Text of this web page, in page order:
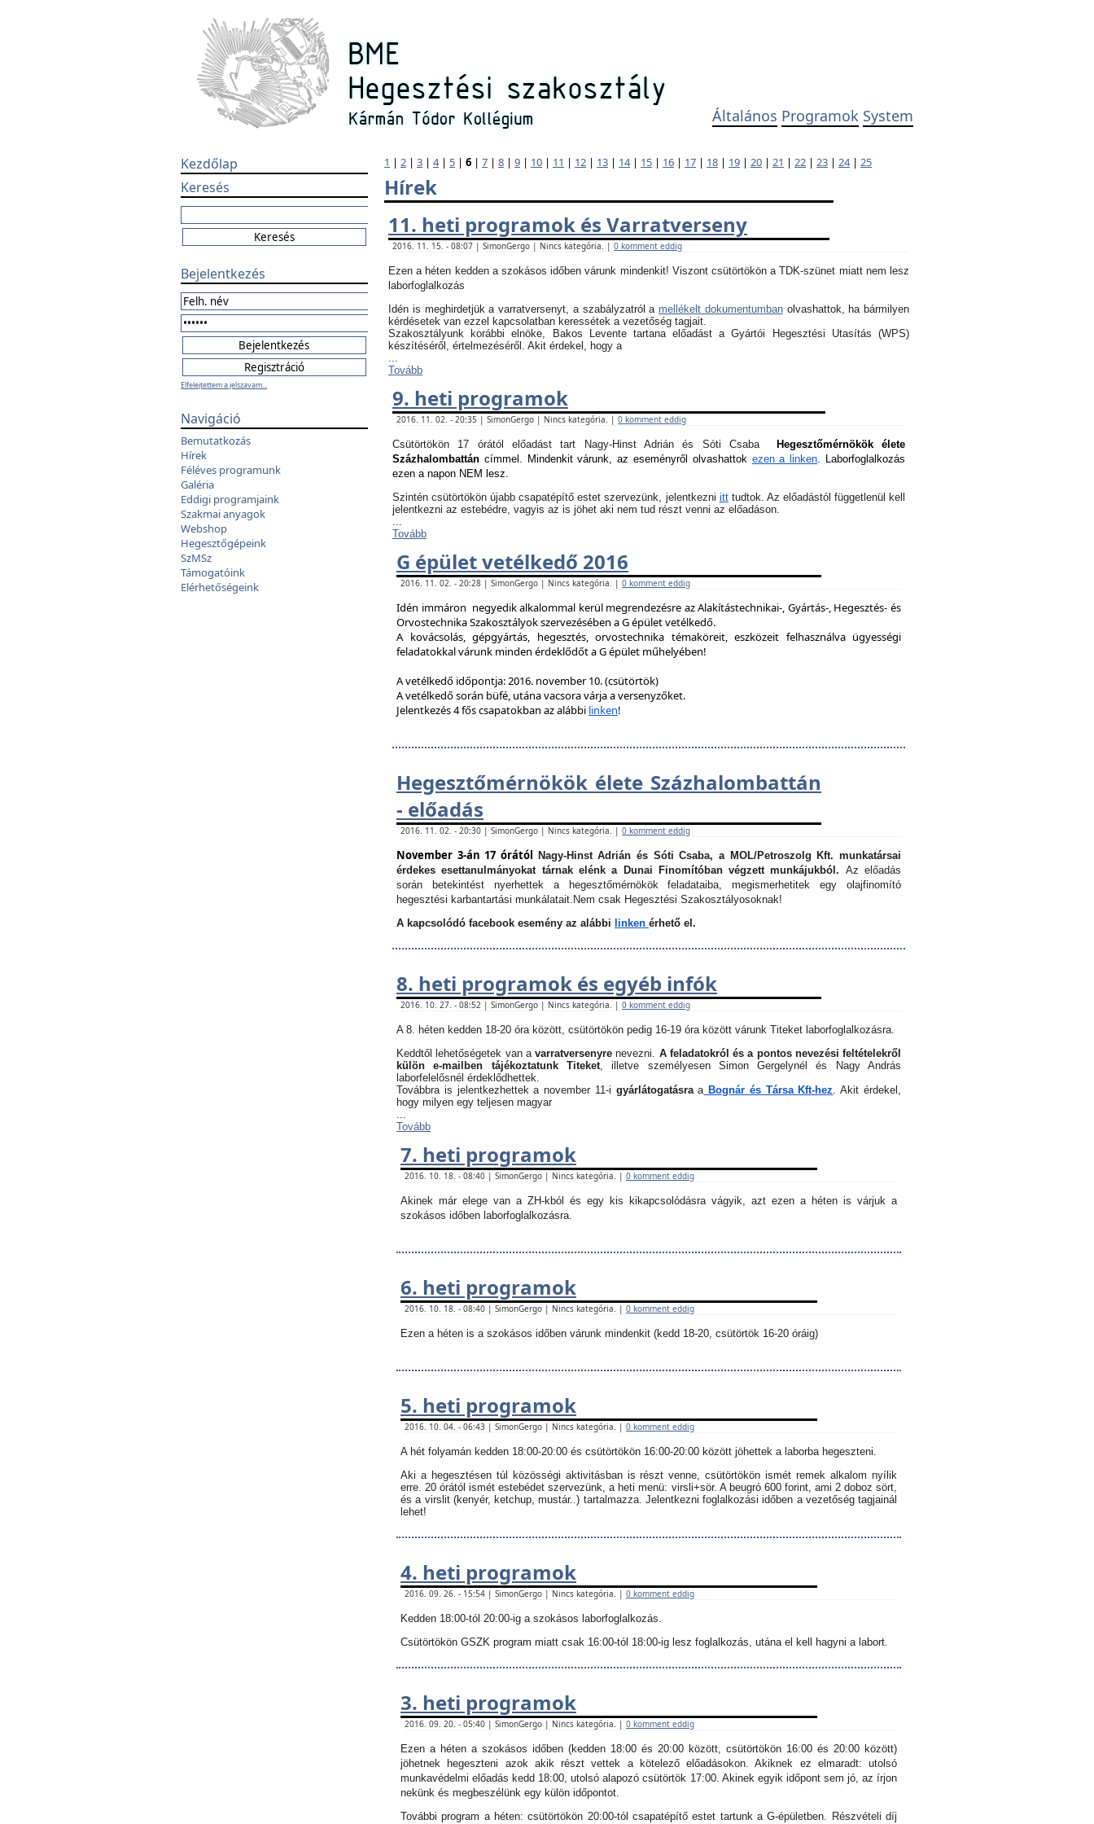
Általános Programok System
Kezdőlap
Keresés
Bejelentkezés
Elfelejtettem a jelszavam...
Navigáció
Bemutatkozás
Hírek
Féléves programunk
Galéria
Eddigi programjaink
Szakmai anyagok
Webshop
Hegesztőgépeink
SzMSz
Támogatóink
Elérhetőségeink
1 | 2 | 3 | 4| 5 | 6 | 7 | 8 | 9 | 10 | 11 | 12 | 13 | 14| 15 | 16 | 17 | 18 | 19 | 20 | 21 | 22 | 23 | 24| 25
Hírek
11. heti programok és Varratverseny
2016. 11. 15. - 08:07 | SimonGergo | Nincs kategória. | 0 komment eddig
Ezen a héten kedden a szokásos időben várunk mindenkit! Viszont csütörtökön a TDK-szünet miatt nem lesz
laborfoglalkozás
Idén is meghirdetjük a varratversenyt, a szabályzatról a mellékelt dokumentumbanolvashattok, ha bármilyen
kérdésetek van ezzel kapcsolatban keressétek a vezetőség tagjait.
Szakosztályunk korábbi elnöke, Bakos Levente tartana előadást a Gyártói Hegesztési Utasítás (WPS)
készítéséről, értelmezéséről. Akit érdekel, hogy a
...
Tovább
9. heti programok
2016. 11. 02. - 20:35 | SimonGergo | Nincs kategória. | 0 komment eddig
Csütörtökön 17 órától előadást tart Nagy-Hinst Adrián és Sóti Csaba
Hegesztőmérnökök élete
Százhalombattán címmel. Mindenkit várunk, az eseményről olvashattok ezen a linken. Laborfoglalkozás
ezen a napon NEM lesz.
Szintén csütörtökön újabb csapatépítő estet szervezünk, jelentkezni itttudtok. Az előadástól függetlenül kell
jelentkezni az estebédre, vagyis az is jöhet aki nem tud részt venni az előadáson.
...
Tovább
G épület vetélkedő 2016
2016. 11. 02. - 20:28 | SimonGergo | Nincs kategória. | 0 komment eddig
Idén immáron negyedik alkalommal kerül megrendezésre az Alakítástechnikai-, Gyártás-, Hegesztés- és
Orvostechnika Szakosztályok szervezésében a G épület vetélkedő.
A kovácsolás, gépgyártás, hegesztés, orvostechnika témaköreit, eszközeit felhasználva ügyességi
feladatokkal várunk minden érdeklődőt a G épület műhelyében!
A vetélkedő időpontja: 2016. november 10. (csütörtök)
A vetélkedő során büfé, utána vacsora várja a versenyzőket.
Jelentkezés 4 fős csapatokban az alábbi linken!
Hegesztőmérnökök élete Százhalombattán
- előadás
2016. 11. 02. - 20:30 | SimonGergo | Nincs kategória. | 0 komment eddig
November 3-án 17 órától Nagy-Hinst Adrián és Sóti Csaba, a MOL/Petroszolg Kft. munkatársai
érdekes esettanulmányokat tárnak elénk a Dunai Finomítóban végzett munkájukból. Az előadás
során betekintést nyerhettek a hegesztőmérnökök feladataiba, megismerhetitek egy olajfinomító
hegesztési karbantartási munkálatait. Nem csak Hegesztési Szakosztályosoknak!
A kapcsolódó facebook esemény az alábbi
linken érhető el.
8. heti programok és egyéb infók
2016. 10. 27. - 08:52 | SimonGergo | Nincs kategória. | 0 komment eddig
A 8. héten kedden 18-20 óra között, csütörtökön pedig 16-19 óra között várunk Titeket laborfoglalkozásra.
Keddtől lehetőségetek van a varratversenyrenevezni. A feladatokról és a pontos nevezési feltételekről
külön e-mailben tájékoztatunk Titeket, illetve személyesen Simon Gergelynél és Nagy András
laborfelelősnél érdeklődhettek.
Továbbra is jelentkezhettek a november 11-i gyárlátogatásraaBognár és Társa Kft-hez. Akit érdekel,
hogy milyen egy teljesen magyar
...
Tovább
7. heti programok
2016. 10. 18. - 08:40 | SimonGergo | Nincs kategória. | 0 komment eddig
Akinek már elege van a ZH-kból és egy kis kikapcsolódásra vágyik, azt ezen a héten is várjuk a
szokásos időben laborfoglalkozásra.
6. heti programok
2016. 10. 18. - 08:40 | SimonGergo | Nincs kategória. | 0 komment eddig
Ezen a héten is a szokásos időben várunk mindenkit (kedd 18-20, csütörtök 16-20 óráig)
5. heti programok
2016. 10. 04. - 06:43 | SimonGergo | Nincs kategória. | 0 komment eddig
A hét folyamán kedden 18:00-20:00 és csütörtökön 16:00-20:00 között jöhettek a laborba hegeszteni.
Aki a hegesztésen túl közösségi aktivitásban is részt venne, csütörtökön ismét remek alkalom nyílik
erre. 20 órától ismét estebédet szervezünk, a heti menü: virsli+sör. A beugró 600 forint, ami 2 doboz sört,
és a virslit (kenyér, ketchup, mustár..) tartalmazza. Jelentkezni foglalkozási időben a vezetőség tagjainál
lehet!
4. heti programok
2016. 09. 26. - 15:54 | SimonGergo | Nincs kategória. | 0 komment eddig
Kedden 18:00-tól 20:00-ig a szokásos laborfoglalkozás.
Csütörtökön GSZK program miatt csak 16:00-tól 18:00-ig lesz foglalkozás, utána el kell hagyni a labort.
3. heti programok
2016. 09. 20. - 05:40 | SimonGergo | Nincs kategória. | 0 komment eddig
Ezen a héten a szokásos időben (kedden 18:00 és 20:00 között, csütörtökön 16:00 és 20:00 között)
jöhetnek hegeszteni azok akik részt vettek a kötelező előadásokon. Akiknek ez elmaradt: utolsó
munkavédelmi előadás kedd 18:00, utolsó alapozó csütörtök 17:00. Akinek egyik időpont sem jó, az írjon
nekünk és megbeszélünk egy külön időpontot.
További program a héten: csütörtökön 20:00-tól csapatépítő estet tartunk a G-épületben. Részvételi díj